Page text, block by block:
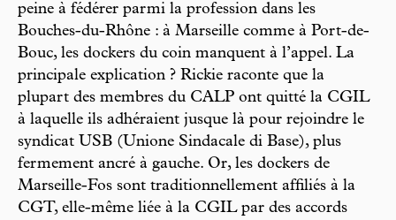
peine à fédérer parmi la profession dans les
Bouches-du-Rhône : à Marseille comme à Port-de-
Bouc, les dockers du coin manquent à l’appel. La
principale explication ? Rickie raconte que la
plupart des membres du CALP ont quitté la CGIL
à laquelle ils adhéraient jusque là pour rejoindre le
syndicat USB (Unione Sindacale di Base), plus
fermement ancré à gauche. Or, les dockers de
Marseille-Fos sont traditionnellement affiliés à la
CGT, elle-même liée à la CGIL par des accords